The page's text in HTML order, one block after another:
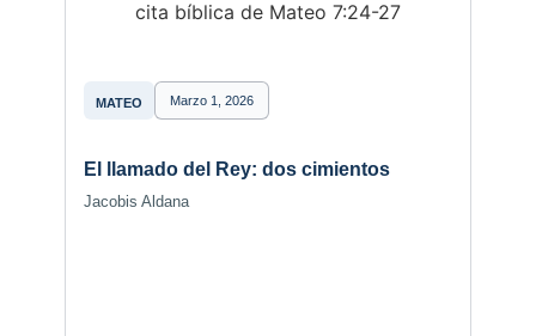
MATEO Marzo 1, 2026
El llamado del Rey: dos cimientos
Jacobis Aldana